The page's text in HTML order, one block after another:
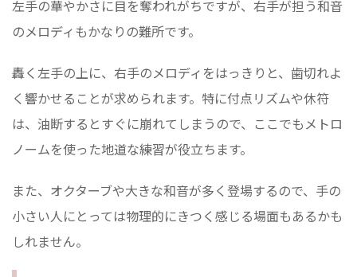
左手の華やかさに目を奪われがちですが、右手が担う和音
のメロディもかなりの難所です。
轟く左手の上に、右手のメロディをはっきりと、歯切れよ
く響かせることが求められます。特に付点リズムや休符
は、油断するとすぐに崩れてしまうので、ここでもメトロ
ノームを使った地道な練習が役立ちます。
また、オクターブや大きな和音が多く登場するので、手の
小さい人にとっては物理的にきつく感じる場面もあるかも
しれません。